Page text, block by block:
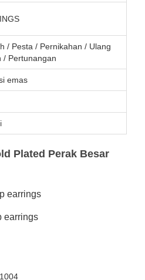
/ Pesta / Pernikahan / Ulang
/ Pertunangan
emas
Plated Perak Besar